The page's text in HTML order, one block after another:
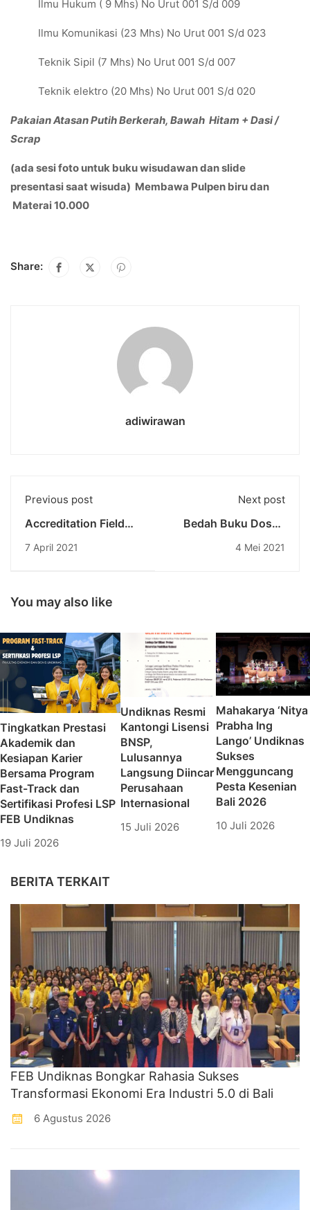
Ilmu Hukum ( 9 Mhs) No Urut 001 S/d 009
Ilmu Komunikasi (23 Mhs) No Urut 001 S/d 023
Teknik Sipil (7 Mhs) No Urut 001 S/d 007
Teknik elektro (20 Mhs) No Urut 001 S/d 020
Pakaian Atasan Putih Berkerah, Bawah Hitam + Dasi /
Scrap
(ada sesi foto untuk buku wisudawan dan slide
presentasi saat wisuda) Membawa Pulpen biru dan
Materai 10.000
Share:
adiwirawan
Previous post
Accreditation Field
Online by the
Accreditation Board
(BAN PT)
7 April 2021
Next post
Bedah Buku Dosen
Agama Hindu Negeri
4 Mei 2021
You may also like
Tingkatkan Prestasi
Akademik dan
Kesiapan Karier
Bersama Program
Fast-Track dan
Sertifikasi Profesi LSP
FEB Undiknas
19 Juli 2026
Undiknas Resmi
Kantongi Lisensi
BNSP,
Lulusannya
Langsung Diincar
Perusahaan
Internasional
15 Juli 2026
Mahakarya ‘Nitya
Prabha Ing
Lango’ Undiknas
Sukses
Mengguncang
Pesta Kesenian
Bali 2026
10 Juli 2026
BERITA TERKAIT
FEB Undiknas Bongkar Rahasia Sukses
Transformasi Ekonomi Era Industri 5.0 di Bali
6 Agustus 2026